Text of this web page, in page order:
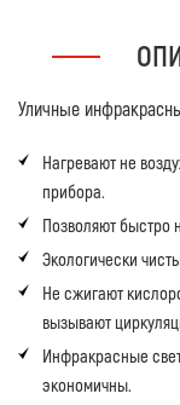
Уличные
Нагревают не
прибора.
Позволяют быстро
Экологически
Не сжигают
вызывают
Инфракрасные
экономичны.